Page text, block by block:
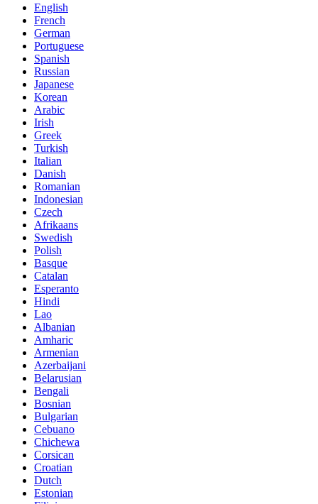
English
French
German
Portuguese
Spanish
Russian
Japanese
Korean
Arabic
Irish
Greek
Turkish
Italian
Danish
Romanian
Indonesian
Czech
Afrikaans
Swedish
Polish
Basque
Catalan
Esperanto
Hindi
Lao
Albanian
Amharic
Armenian
Azerbaijani
Belarusian
Bengali
Bosnian
Bulgarian
Cebuano
Chichewa
Corsican
Croatian
Dutch
Estonian